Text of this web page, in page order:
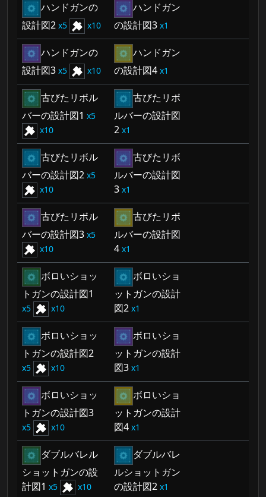
ハンドガンの
設計図2 5 10
ハンドガン
の設計図3
1
ハンドガンの
設計図3 5 10
ハンドガン
の設計図4
1
古びたリボル
バーの設計図1
5
10
古びたリボ
ルバーの設計図
2
1
古びたリボル
バーの設計図2 5
10
古びたリボ
ルバーの設計図
3
1
古びたリボル
バーの設計図3 5
10
古びたリボ
ルバーの設計図
4
1
ボロいショッ
トガンの設計図1
5 10
ボロいショ
ットガンの設計
図2
1
ボロいショッ
トガンの設計図2
5 10
ボロいショ
ットガンの設計
図3
1
ボロいショッ
トガンの設計図3
5 10
ボロいショ
ットガンの設計
図4
1
ダブルバレル
ショットガンの設
計図1
5 10
ダブルバレ
ルショットガン
の設計図2
1